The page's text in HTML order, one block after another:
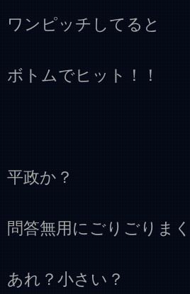
ワンピッチしてると
ボトムでヒット！！
平政か？
問答無用にごりごりま
あれ？小さい？